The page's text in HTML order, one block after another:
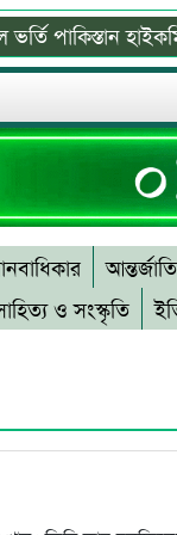
হাইকমিশনার
ঘোষণা
ও সংস্কৃতি